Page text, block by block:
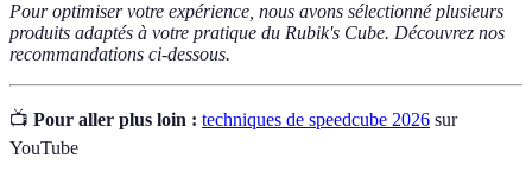
Pour optimiser votre expérience, nous avons sélectionné plusieurs
produits adaptés à votre pratique du Rubik's Cube. Découvrez nos
recommandations ci-dessous.
📺 Pour aller plus loin : techniques de speedcube 2026 sur
YouTube